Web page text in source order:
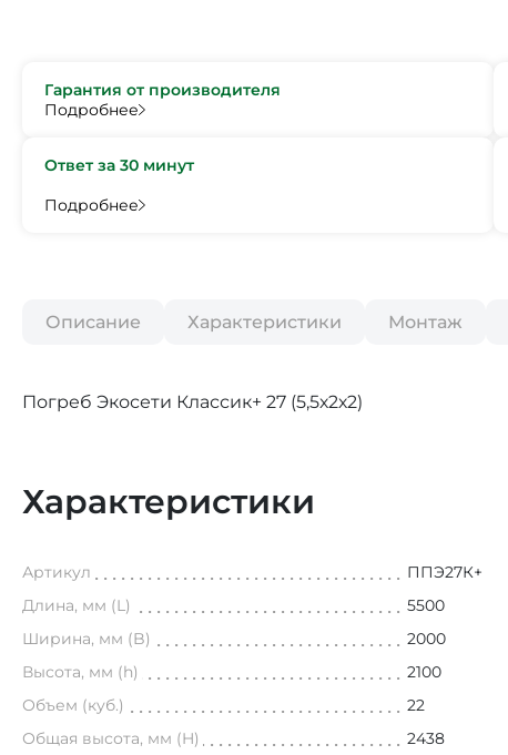
Гарантия от производителя
Подробнее
Ответ за 30 минут
Подробнее
Описание Характеристики Монтаж
Погреб Экосети Классик+ 27 (5,5х2х2)
Характеристики
Артикул
ППЭ27К+
Длина, мм (L)
5500
Ширина, мм (B)
2000
Высота, мм (h)
2100
Объем (куб.)
22
Общая высота, мм (H)
2438